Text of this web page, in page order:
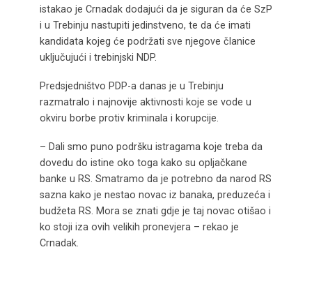
istakao je Crnadak dodajući da je siguran da će SzP
i u Trebinju nastupiti jedinstveno, te da će imati
kandidata kojeg će podržati sve njegove članice
uključujući i trebinjski NDP.
Predsjedništvo PDP-a danas je u Trebinju
razmatralo i najnovije aktivnosti koje se vode u
okviru borbe protiv kriminala i korupcije.
– Dali smo puno podršku istragama koje treba da
dovedu do istine oko toga kako su opljačkane
banke u RS. Smatramo da je potrebno da narod RS
sazna kako je nestao novac iz banaka, preduzeća i
budžeta RS. Mora se znati gdje je taj novac otišao i
ko stoji iza ovih velikih pronevjera – rekao je
Crnadak.